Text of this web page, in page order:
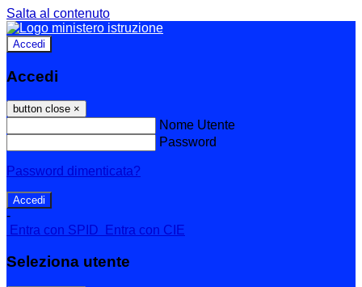
Salta al contenuto
Accedi
Accedi
button close ×
Nome Utente
Password
Password dimenticata?
-
Entra con SPID
Entra con CIE
Seleziona utente